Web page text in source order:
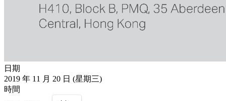
日期
2019 年 11 月 20 日 (星期三)
時間